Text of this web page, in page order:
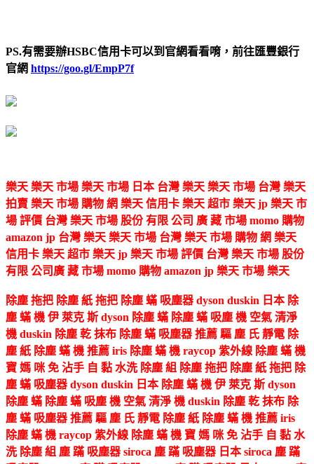
PS.有需要辦HSBC信用卡可以到官網看看唷，前往匯豐銀行
官網 https://goo.gl/EmpP7f
樂天 樂天 市場 樂天 市場 日本 台灣 樂天 樂天 市場 台灣 樂天
拍賣 樂天 市場 購物 網 樂天 信用卡 樂天 超市 樂天 jp 樂天 市
場 評價 台灣 樂天 市場 股份 有限 公司 廣 藏 市場 momo 購物
amazon jp 台灣 樂天 樂天 市場 台灣 樂天 市場 購物 網 樂天
信用卡 樂天 超市 樂天 jp 樂天 市場 評價 台灣 樂天 市場 股份
有限 公司廣 藏 市場 momo 購物 amazon jp 樂天 市場 樂天
除塵 拖把 除塵 紙 拖把 除塵 蟎 吸塵器 dyson duskin 日本 除
塵 蟎 機 伊 萊克 斯 dyson 除塵 蟎 除塵 蟎 吸塵 機 空氣 清淨
機 duskin 除塵 乾 抹布 除塵 蟎 吸塵器 推薦 驅 塵 氏 靜電 除
塵 紙 除塵 蟎 機 推薦 iris 除塵 蟎 機 raycop 紫外線 除塵 蟎 機
寶 媽 咪 免 沾手 自 黏 水洗 除塵 組 除塵 拖把 除塵 紙 拖把 除
塵 蟎 吸塵器 dyson duskin 日本 除塵 蟎 機 伊 萊克 斯 dyson
除塵 蟎 除塵 蟎 吸塵 機 空氣 清淨 機 duskin 除塵 乾 抹布 除
塵 蟎 吸塵器 推薦 驅 塵 氏 靜電 除塵 紙 除塵 蟎 機 推薦 iris
除塵 蟎 機 raycop 紫外線 除塵 蟎 機 寶 媽 咪 免 沾手 自 黏 水
洗 除塵 組 塵 蹣 吸塵器 siroca 塵 蹣 吸塵器 日本 siroca 塵 蹣